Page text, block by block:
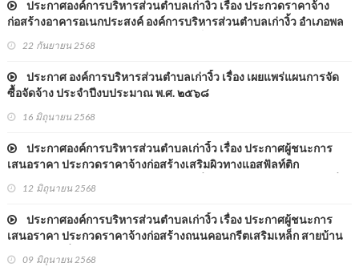
ประกาศองค์การบริหารส่วนตำบลเก่างิ้ว เรื่อง ประกวดราคาจ้าง
ก่อสร้างอาคารอเนกประสงค์ องค์การบริหารส่วนตำบลเก่างิ้ว อำเภอพล
จังหวัดขอนแก่น ด้วยวิธีประกวดราคาอิเล็กทรอนิกส์ (e-bidding)
22 กันยายน 2568
ประกาศ องค์การบริหารส่วนตำบลเก่างิ้ว เรื่อง เผยแพร่แผนการจัด
ซื้อจัดจ้าง ประจำปีงบประมาณ พ.ศ. ๒๕๖๘
16 มิถุนายน 2568
ประกาศองค์การบริหารส่วนตำบลเก่างิ้ว เรื่อง ประกาศผู้ชนะการ
เสนอราคา ประกวดราคาจ้างก่อสร้างเสริมผิวทางแอสฟัลท์ติก
ขก.ถ.๗๕-๐๐๓ สายทางบ้านสระแก้ว หมู่ที่ ๘ - บ้านหนองม่วงใหญ่ หมู่ที่ ๓
ตำบลเก่างิ้ว อำเภอพล จังหวัดขอนแก่น ด้วยวิธีประกวดราคาอิเล็กทรินิ
12 มิถุนายน 2568
ประกาศองค์การบริหารส่วนตำบลเก่างิ้ว เรื่อง ประกาศผู้ชนะการ
เสนอราคา ประกวดราคาจ้างก่อสร้างถนนคอนกรีตเสริมเหล็ก สายบ้าน
สระแก้ว หมู่ที่ ๑ ไปบ้านหนองตานา ตำบลหนองแวงนางเบ้า อำเภอพล
จังหวัดขอนแก่น รหัสทางหลวงท้องถิ่น ขก.ถ. ๗๕-๐๐๖ ด้วยวิธีประกวดรา
09 มิถุนายน 2568